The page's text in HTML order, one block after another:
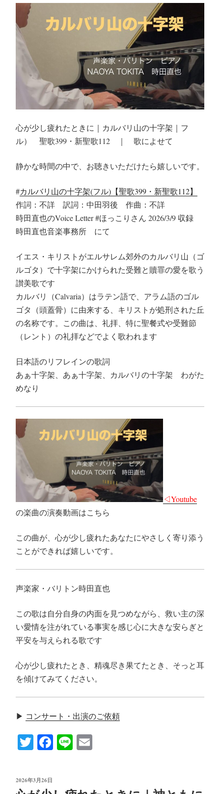
心が少し疲れたときに｜カルバリ山の十字架｜フ
ル） 聖歌399・新聖歌112 ｜ 歌によせて
静かな時間の中で、お聴きいただけたら嬉しいです。
#カルバリ山の十字架(フル)【聖歌399・新聖歌112】
作詞：不詳 訳詞：中田羽後 作曲：不詳
時田直也のVoice Letter #ほっこりさん 2026/3/9 収録
時田直也音楽事務所 にて
イエス・キリストがエルサレム郊外のカルバリ山（ゴ
ルゴタ）で十字架にかけられた受難と贖罪の愛を歌う
讃美歌です
カルバリ（Calvaria）はラテン語で、アラム語のゴル
ゴタ（頭蓋骨）に由来する、キリストが処刑された丘
の名称です。 この曲は、礼拝、特に聖餐式や受難節
（レント）の礼拝などでよく歌われます
日本語のリフレインの歌詞
あぁ十字架、あぁ十字架、カルバリの十字架 わがた
めなり
◁Youtube
の楽曲の演奏動画はこちら
この曲が、心が少し疲れたあなたにやさしく寄り添う
ことができれば嬉しいです。
声楽家・バリトン時田直也
この歌は自分自身の内面を見つめながら、救い主の深
い愛情を注がれている事実を感じ心に大きな安らぎと
平安を与えられる歌です
心が少し疲れたとき、精魂尽き果てたとき、そっと耳
を傾けてみてください。
▶ コンサート・出演のご依頼
T
tte
r
Fa
ok
Li
投
稿
2026年3月26日